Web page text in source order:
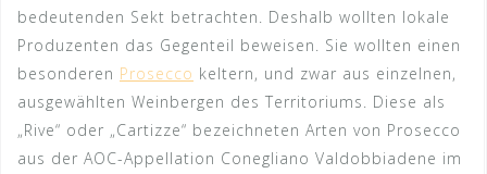
bedeutenden Sekt betrachten. Deshalb wollten lokale
Produzenten das Gegenteil beweisen. Sie wollten einen
besonderen Prosecco keltern, und zwar aus einzelnen,
ausgewählten Weinbergen des Territoriums. Diese als
„Rive“ oder „Cartizze“ bezeichneten Arten von Prosecco
aus der AOC-Appellation Conegliano Valdobbiadene im